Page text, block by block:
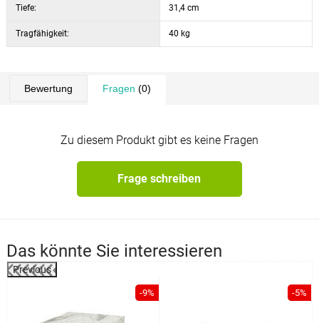
Tiefe: 31,4 cm
Tragfähigkeit: 40 kg
Bewertung Fragen (0)
Zu diesem Produkt gibt es keine Fragen
Frage schreiben
Das könnte Sie interessieren
Previous
-9% -5%